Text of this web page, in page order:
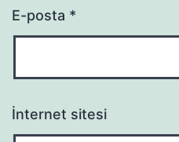
E-posta *
İnternet sitesi